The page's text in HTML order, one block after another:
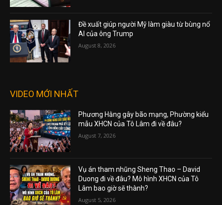
Đề xuất giúp người Mỹ làm giàu từ bùng nổ
AI của ông Trump
August 8, 2026
VIDEO MỚI NHẤT
Phương Hằng gây bão mạng, Phường kiểu
mẫu XHCN của Tô Lâm đi về đâu?
August 7, 2026
Vụ án tham nhũng Sheng Thao – David
Duong đi về đâu? Mô hình XHCN của Tô
Lâm bao giờ sẽ thành?
August 5, 2026